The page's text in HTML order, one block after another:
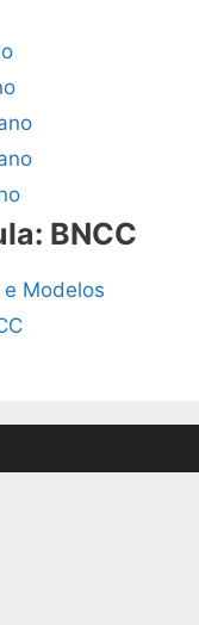
BNCC
Modelos